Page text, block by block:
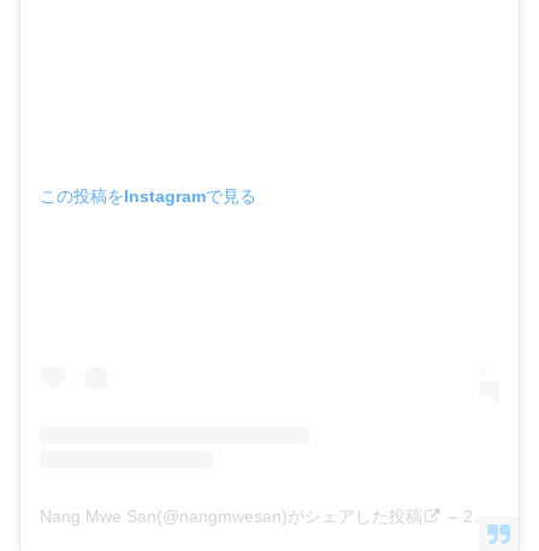
この投稿をInstagramで見る
Nang Mwe San(@nangmwesan)がシェアした投稿 – 2020年10月月21日午前5時19分PDT